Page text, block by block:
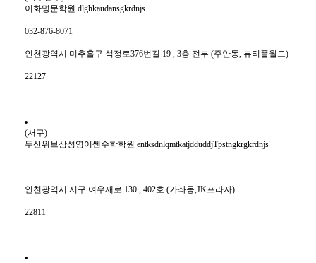
이화명문학원 dlghkaudansgkrdnjs
032-876-8071
인천광역시 미추홀구 석정로376번길 19 , 3층 전부 (주안동, 뷰티플월드)
22127
(서구)
두산위브삼성영어쎈수학학원 entksdnlqmtkatjdduddjTpstngkrgkrdnjs
인천광역시 서구 여우재로 130 , 402호 (가좌동,JK프라자)
22811